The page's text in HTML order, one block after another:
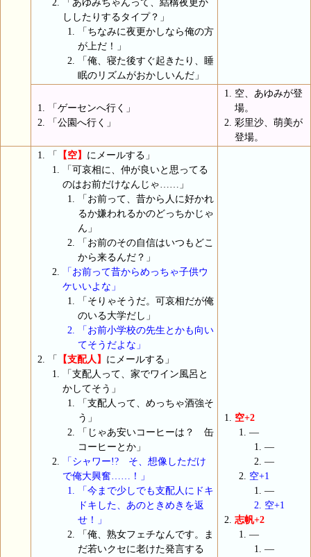
ししたりするタイプ？」
「ちなみに夜更かしなら俺の方
が上だ！」
「俺、寝た後すぐ起きたり、睡
眠のリズムがおかしいんだ」
「ゲーセンへ行く」
「公園へ行く」
空、あゆみが登
場。
彩里沙、萌美が
登場。
「 【空】 にメールする」
「可哀相に、仲が良いと思ってる
のはお前だけなんじゃ……」
「お前って、昔から人に好かれ
るか嫌われるかのどっちかじゃ
ん」
「お前のその自信はいつもどこ
から来るんだ？」
「お前って昔からめっちゃ子供ウ
ケいいよな」
「そりゃそうだ。可哀相だが俺
のいる大学だし」
「お前小学校の先生とかも向い
てそうだよな」
「 【支配人】 にメールする」
「支配人って、家でワイン風呂と
かしてそう」
「支配人って、めっちゃ酒強そ
う」
「じゃあ安いコーヒーは？ 缶
コーヒーとか」
「シャワー!? そ、想像しただけ
で俺大興奮……！」
「今まで少しでも支配人にドキ
ドキした、あのときめきを返
せ！」
「俺、熟女フェチなんです。ま
だ若いクセに老けた発言する
空+2
―
―
―
空+1
―
空+1
志帆+2
―
―